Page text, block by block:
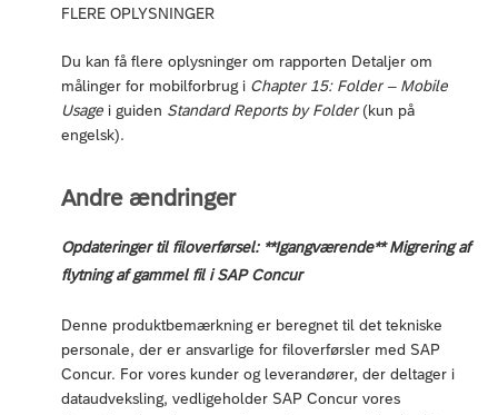
FLERE OPLYSNINGER
Du kan få flere oplysninger om rapporten Detaljer om
målinger for mobilforbrug i Chapter 15: Folder – Mobile
Usage i guiden Standard Reports by Folder(kun på
engelsk).
Andre ændringer
Opdateringer til filoverførsel: **Igangværende** Migrering af
flytning af gammel fil i SAP Concur
Denne produktbemærkning er beregnet til det tekniske
personale, der er ansvarlige for filoverførsler med SAP
Concur. For vores kunder og leverandører, der deltager i
dataudveksling, vedligeholder SAP Concur vores